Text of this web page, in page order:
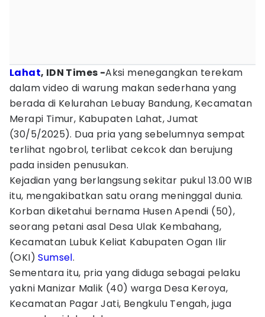
Lahat, IDN Times -Aksi menegangkan terekam
dalam video di warung makan sederhana yang
berada di Kelurahan Lebuay Bandung, Kecamatan
Merapi Timur, Kabupaten Lahat, Jumat
(30/5/2025). Dua pria yang sebelumnya sempat
terlihat ngobrol, terlibat cekcok dan berujung
pada insiden penusukan.
Kejadian yang berlangsung sekitar pukul 13.00 WIB
itu, mengakibatkan satu orang meninggal dunia.
Korban diketahui bernama Husen Apendi (50),
seorang petani asal Desa Ulak Kembahang,
Kecamatan Lubuk Keliat Kabupaten Ogan Ilir
(OKI)Sumsel.
Sementara itu, pria yang diduga sebagai pelaku
yakni Manizar Malik (40) warga Desa Keroya,
Kecamatan Pagar Jati, Bengkulu Tengah, juga